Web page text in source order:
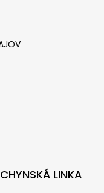
LINKA